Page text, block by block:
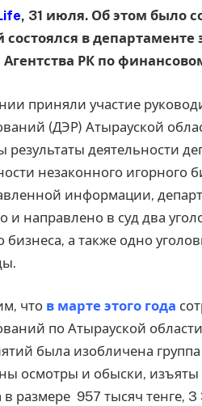
, 31 июля. Об этом было
состоялся в
Агентства РК по
приняли участие
(ДЭР) Атырауской
результаты деятельности
незаконного игорного
информации,
и направлено в суд два
бизнеса, а также одно
что в марте этого года
по Атырауской
была изобличена
осмотры и обыски,
в размере 957 тысяч тенге,